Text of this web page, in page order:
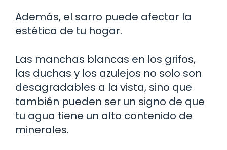
Además, el sarro puede afectar la
estética de tu hogar.
Las manchas blancas en los grifos,
las duchas y los azulejos no solo son
desagradables a la vista, sino que
también pueden ser un signo de que
tu agua tiene un alto contenido de
minerales.